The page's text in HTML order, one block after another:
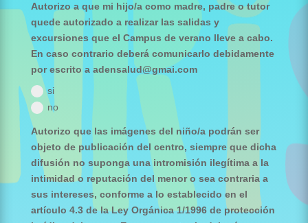
Autorizo a que mi hijo/a como madre, padre o tutor
quede autorizado a realizar las salidas y
excursiones que el Campus de verano lleve a cabo.
En caso contrario deberá comunicarlo debidamente
por escrito a adensalud@gmai.com
si
no
Autorizo que las imágenes del niño/a podrán ser
objeto de publicación del centro, siempre que dicha
difusión no suponga una intromisión ilegítima a la
intimidad o reputación del menor o sea contraria a
sus intereses, conforme a lo establecido en el
artículo 4.3 de la Ley Orgánica 1/1996 de protección